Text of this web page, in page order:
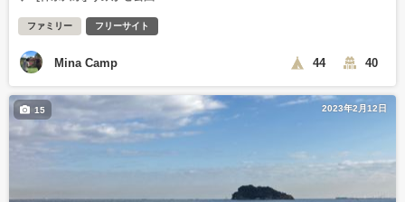
ファミリー フリーサイト
Mina Camp 44 40
2023年2月12日
15